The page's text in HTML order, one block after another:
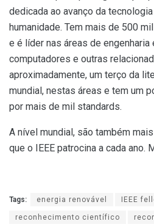
dedicada ao avanço da
humanidade. Tem mais de 500
e é líder nas áreas de
computadores e outras
aproximadamente, um terço da
mundial, nestas áreas e tem um
por mais de mil standards.
A nível mundial, são também
que o IEEE patrocina a cada ano.
Tags: energia renovável IEEE
reconhecimento científico